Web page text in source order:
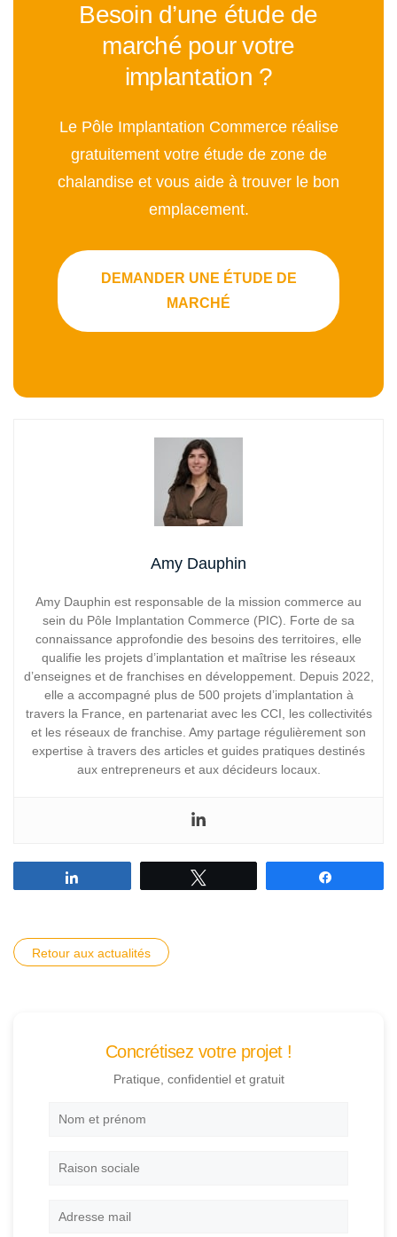
Besoin d’une étude de
marché pour votre
implantation ?
Le Pôle Implantation Commerce réalise
gratuitement votre étude de zone de
chalandise et vous aide à trouver le bon
emplacement.
DEMANDER UNE ÉTUDE DE
MARCHÉ
Amy Dauphin
Amy Dauphin est responsable de la mission commerce au
sein du Pôle Implantation Commerce (PIC). Forte de sa
connaissance approfondie des besoins des territoires, elle
qualifie les projets d’implantation et maîtrise les réseaux
d’enseignes et de franchises en développement. Depuis 2022,
elle a accompagné plus de 500 projets d’implantation à
travers la France, en partenariat avec les CCI, les collectivités
et les réseaux de franchise. Amy partage régulièrement son
expertise à travers des articles et guides pratiques destinés
aux entrepreneurs et aux décideurs locaux.
Retour aux actualités
Concrétisez votre projet !
Pratique, confidentiel et gratuit
Nom
Raison
Adresse